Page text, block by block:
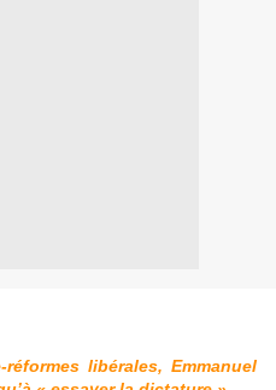
libé­rales, Emmanuel